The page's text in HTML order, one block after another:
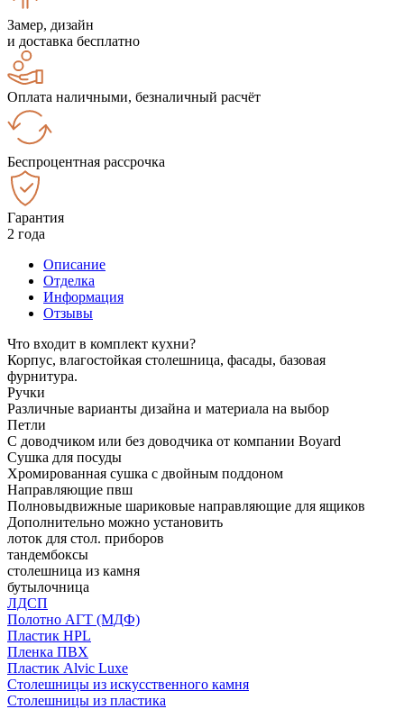
Замер, дизайн
и доставка бесплатно
Оплата наличными, безналичный расчёт
Беспроцентная рассрочка
Гарантия
2 года
Описание
Отделка
Информация
Отзывы
Что входит в комплект кухни?
Корпус, влагостойкая столешница, фасады, базовая
фурнитура.
Ручки
Различные варианты дизайна и материала на выбор
Петли
С доводчиком или без доводчика от компании Boyard
Сушка для посуды
Хромированная сушка с двойным поддоном
Направляющие пвш
Полновыдвижные шариковые направляющие для ящиков
Дополнительно можно установить
лоток для стол. приборов
тандембоксы
столешница из камня
бутылочница
ЛДСП
Полотно АГТ (МДФ)
Пластик HPL
Пленка ПВХ
Пластик Alvic Luxe
Столешницы из искусственного камня
Столешницы из пластика